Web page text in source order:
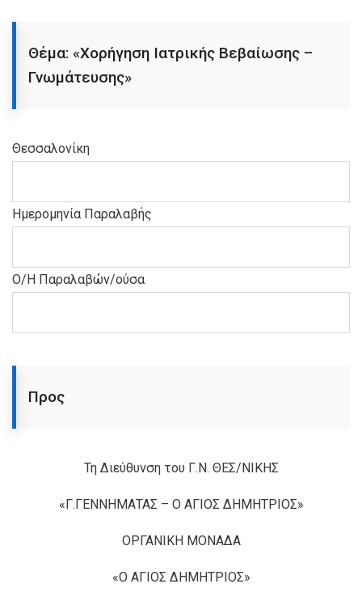
Θέμα: «Χορήγηση Ιατρικής Βεβαίωσης –
Γνωμάτευσης»
Θεσσαλονίκη
Ημερομηνία Παραλαβής
Ο/Η Παραλαβών/ούσα
Προς
Τη Διεύθυνση του Γ.Ν. ΘΕΣ/ΝΙΚΗΣ
«Γ.ΓΕΝΝΗΜΑΤΑΣ – Ο ΑΓΙΟΣ ΔΗΜΗΤΡΙΟΣ»
ΟΡΓΑΝΙΚΗ ΜΟΝΑΔΑ
«Ο ΑΓΙΟΣ ΔΗΜΗΤΡΙΟΣ»